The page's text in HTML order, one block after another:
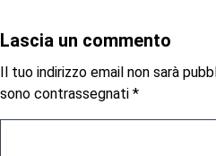
Lascia un commento
Il tuo indirizzo email non sarà
sono contrassegnati *